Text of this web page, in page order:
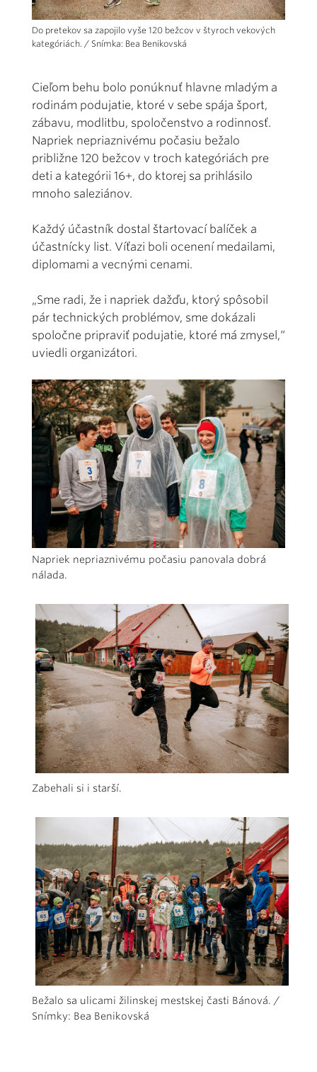
Do pretekov sa zapojilo vyše 120 bežcov v štyroch vekových
kategóriách. / Snímka: Bea Benikovská
Cieľom behu bolo ponúknuť hlavne mladým a
rodinám podujatie, ktoré v sebe spája šport,
zábavu, modlitbu, spoločenstvo a rodinnosť.
Napriek nepriaznivému počasiu bežalo
približne 120 bežcov v troch kategóriách pre
deti a kategórii 16+, do ktorej sa prihlásilo
mnoho saleziánov.
Každý účastník dostal štartovací balíček a
účastnícky list. Víťazi boli ocenení medailami,
diplomami a vecnými cenami.
„Sme radi, že i napriek dažďu, ktorý spôsobil
pár technických problémov, sme dokázali
spoločne pripraviť podujatie, ktoré má zmysel,“
uviedli organizátori.
Napriek nepriaznivému počasiu panovala dobrá
nálada.
Zabehali si i starší.
Bežalo sa ulicami žilinskej mestskej časti Bánová. /
Snímky: Bea Benikovská